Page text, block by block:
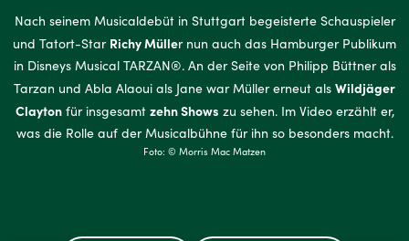
Nach seinem Musicaldebüt in Stuttgart begeisterte Schauspieler
und Tatort-Star Richy Müller nun auch das Hamburger Publikum
in Disneys Musical TARZAN®. An der Seite von Philipp Büttner als
Tarzan und Abla Alaoui als Jane war Müller erneut als Wildjäger
Claytonfür insgesamt zehn Shows zu sehen. Im Video erzählt er,
was die Rolle auf der Musicalbühne für ihn so besonders macht.
Foto: © Morris Mac Matzen